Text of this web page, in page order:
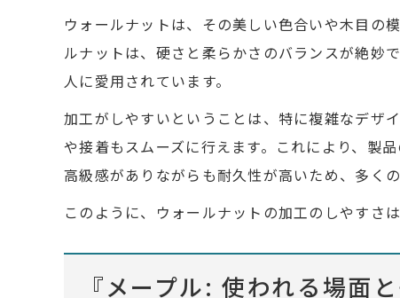
ウォールナットは、その美しい色合いや木目の
ルナットは、硬さと柔らかさのバランスが絶妙
人に愛用されています。
加工がしやすいということは、特に複雑なデザ
や接着もスムーズに行えます。これにより、製
高級感がありながらも耐久性が高いため、多く
このように、ウォールナットの加工のしやすさ
『メープル: 使われる場面と